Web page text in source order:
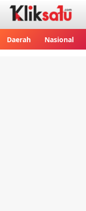
Daerah Nasional